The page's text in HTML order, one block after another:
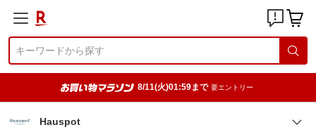
8/11(火)01:59まで 要エントリー
Hauspot